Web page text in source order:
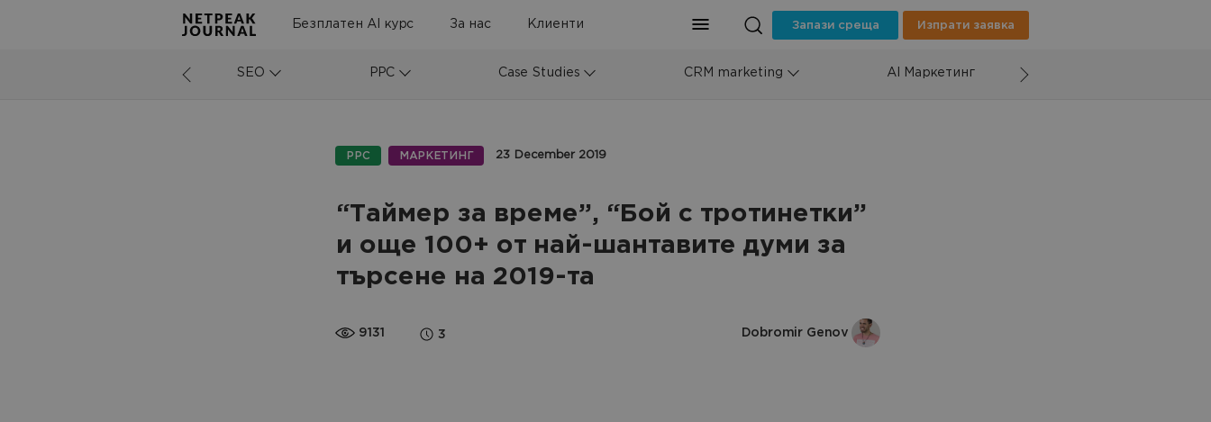
Безплатен AI курс За нас Клиенти Запази среща Изпрати заявка
SEO PPC Case Studies CRM marketing AI Маркетинг
PPC МАРКЕТИНГ 23 December 2019
“Таймер за време”, “Бой с тротинетки”
и още 100+ от най-шантавите думи за
търсене на 2019-та
9131 3 Dobromir Genov